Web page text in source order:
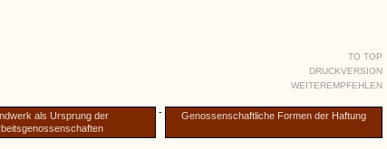
TO TOP
DRUCKVERSION
WEITEREMPFEHLEN
als Ursprung der
- Genossenschaftliche Formen der Haftung